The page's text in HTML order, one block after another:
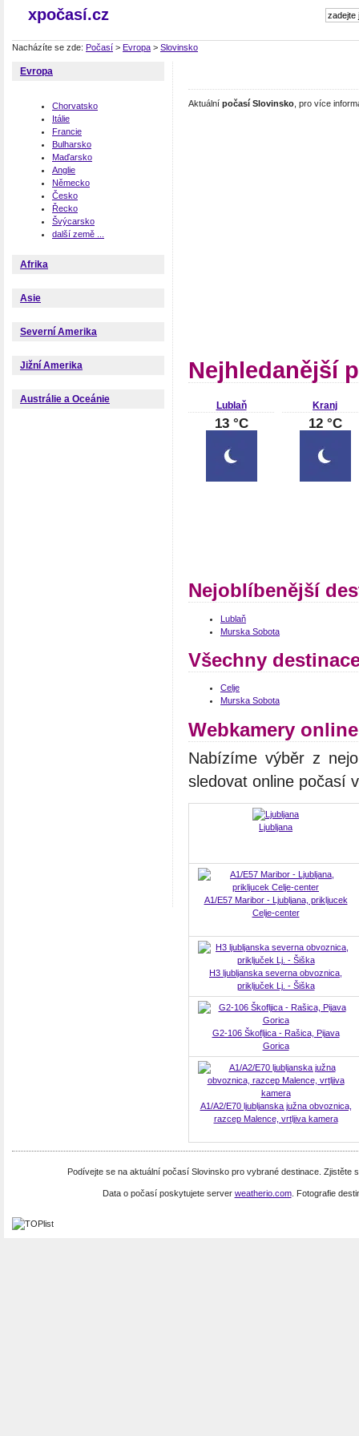
xpočasí.cz
Nacházíte se zde: Počasí > Evropa > Slovinsko
Evropa
Chorvatsko
Itálie
Francie
Bulharsko
Maďarsko
Anglie
Německo
Česko
Řecko
Švýcarsko
další země ...
Afrika
Asie
Severní Amerika
Jižní Amerika
Austrálie a Oceánie
Aktuální počasí Slovinsko , pro více
Nejhledanější
Lublaň
13 °C
Kranj
12 °C
Nejoblíbenější
Lublaň
Murska Sobota
Všechny
Celje
Murska Sobota
Webkamery
Nabízíme výběr z
sledovat online počasí
Ljubljana
A1/E57 Maribor - Ljubljana, prikljucek
Celje-center
H3 ljubljanska severna obvoznica,
priključek Lj. - Šiška
G2-106 Škofljica - Rašica, Pijava
Gorica
A1/A2/E70 ljubljanska južna obvoznica,
razcep Malence, vrtljiva kamera
Podívejte se na aktuální počasí Slovinsko pro vybrané destinace.
Data o počasí poskytujete server weatherio.com. Fotografie